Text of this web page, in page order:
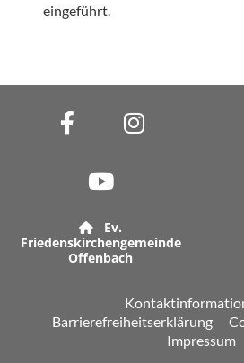
eingeführt.

Ev.
Friedenskirchengemeinde
Offenbach
Barrierefreiheitserklärung
Impressum